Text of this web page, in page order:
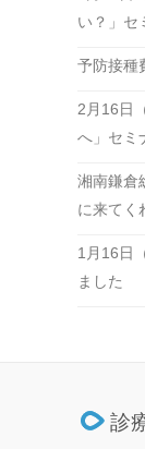
い？」セ
予防接種
2月16日
へ」セミ
湘南鎌倉
に来てく
1月16日
ました
診